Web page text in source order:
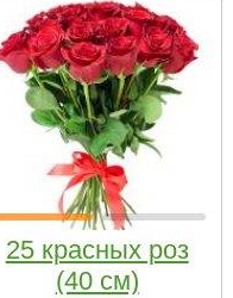
25 красных роз
(40 см)